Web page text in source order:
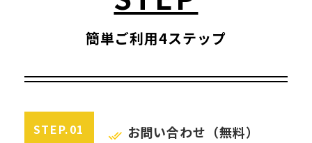
簡単ご利用4ステップ
STEP.01 お問い合わせ（無料）